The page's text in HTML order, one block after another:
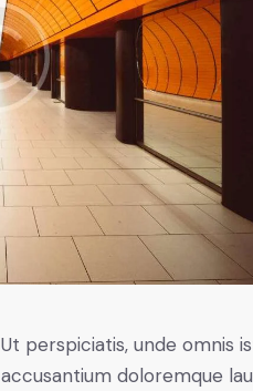
Ut perspiciatis, unde omnis
accusantium doloremque